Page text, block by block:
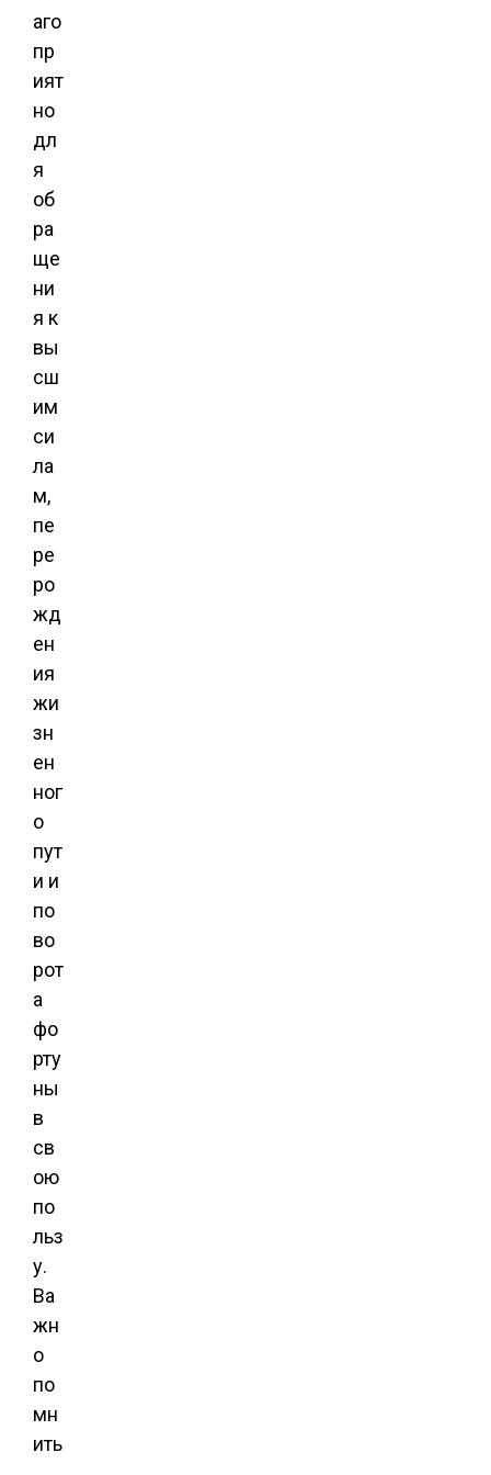
аго
пр
ият
но
дл
я
об
ра
ще
ни
я к
вы
сш
им
си
ла
м,
пе
ре
ро
жд
ен
ия
жи
зн
ен
ног
о
пут
и и
по
во
рот
а
фо
рту
ны
в
св
ою
по
льз
у.
Ва
жн
о
по
мн
ить